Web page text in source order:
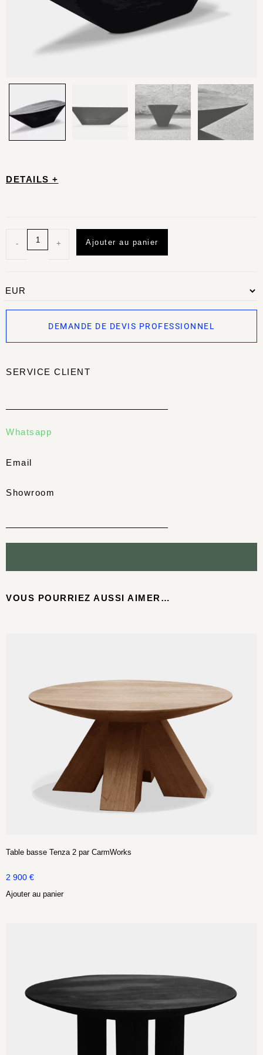
DETAILS +
- + Ajouter au panier
DEMANDE DE DEVIS PROFESSIONNEL
SERVICE CLIENT
Whatsapp
Email
Showroom
VOUS POURRIEZ AUSSI AIMER…
Table basse Tenza 2 par CarmWorks
2 900 €
Ajouter au panier